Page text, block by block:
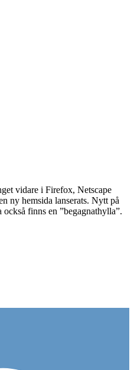
vidare i Firefox, Netscape
ny hemsida lanserats. Nytt på
också finns en ”begagnathylla”.